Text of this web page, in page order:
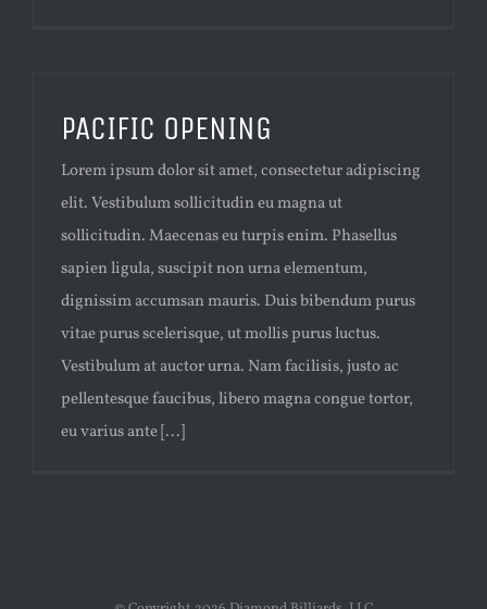
PACIFIC OPENING
Lorem ipsum dolor sit amet, consectetur adipiscing
elit. Vestibulum sollicitudin eu magna ut
sollicitudin. Maecenas eu turpis enim. Phasellus
sapien ligula, suscipit non urna elementum,
dignissim accumsan mauris. Duis bibendum purus
vitae purus scelerisque, ut mollis purus luctus.
Vestibulum at auctor urna. Nam facilisis, justo ac
pellentesque faucibus, libero magna congue tortor,
eu varius ante [...]